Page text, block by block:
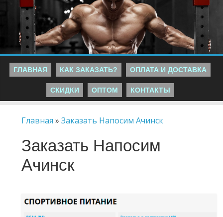
ГЛАВНАЯ КАК ЗАКАЗАТЬ? ОПЛАТА И ДОСТАВКА
СКИДКИ ОПТОМ КОНТАКТЫ
Главная »Заказать Напосим Ачинск
Заказать Напосим
Ачинск